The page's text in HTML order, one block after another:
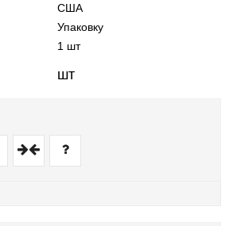
США
Упаковку
1 шт
шт